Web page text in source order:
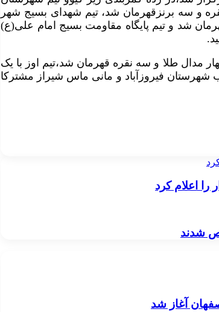
و سه برنزقهرمان شد، تیم شهدای بسیج شهر
شد و تیم پایگاه مقاومت بسیج امام علی(ع)
مدال طلا و سه نقره قهرمان شد،تیم اوز با یک
شهرستان فیروزآباد و مانی ماس شیراز مشترکا
را اعلام كرد
شدند
آغاز شد